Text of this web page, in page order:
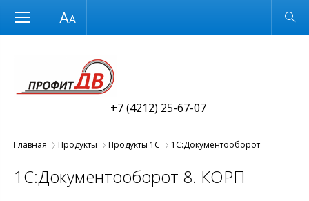
Размер шрифта Обычная версия
+7 (4212) 25-67-07
Главная Продукты Продукты 1С 1С:Документооборот
1С:Документооборот 8. КОРП